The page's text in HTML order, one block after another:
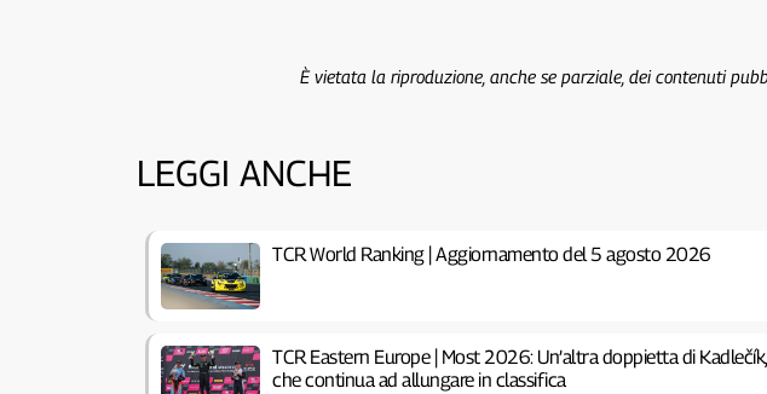
È vietata la riproduzione, anche se parziale, dei contenuti
LEGGI ANCHE
TCR World Ranking | Aggiornamento del 5 agosto 2026
TCR Eastern Europe | Most 2026: Un’altra doppietta di Kadlečík,
che continua ad allungare in classifica